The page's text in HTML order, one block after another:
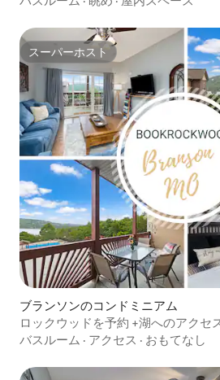
スーパーホスト
スーパーホスト
ブランソンのコンドミニアム
ロックウッドを予約 +湖へのアクセ
2台 +ペットOK + SDC
バスルーム · アクセス · おもてなし